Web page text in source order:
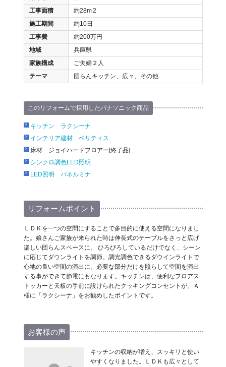
工事面積
約28m2
施工期間
約10日
工事費
約200万円
地域
兵庫県
家族構成
ご夫婦２人
テーマ
団らんキッチン、広々、その他
このリフォームで採用したパナソニック商品
キッチン ラクシーナ
インテリア建材 ベリティス
床材 ジョイハードフロアー[終了品]
シンクロ調色LED照明
LED照明 パネルミナ
リフォームポイント
ＬＤＫを一つの空間にすることで多目的に使える空間になりまし
た。娘さんご家族が来られた時は伸長式のテーブルをさっと広げ
楽しい団らんスペースに。 ひろびろしているだけでなく、シーン
に応じてダウンライトを調節。調光調色できるダウインライトで
心地の良い空間の演出に。必要な部分だけを照らして空間を演出
する事ができて節電にもなります。キッチンは、便利なフロアス
トッカーと天板の手前に設けられたクッキングコンセントが、Ａ
様に「ラクシーナ」をお勧めしたポイントです。
お客様の声
キッチンの収納が増え、スッキリと使い
やすくなりました。ＬＤＫも広々として